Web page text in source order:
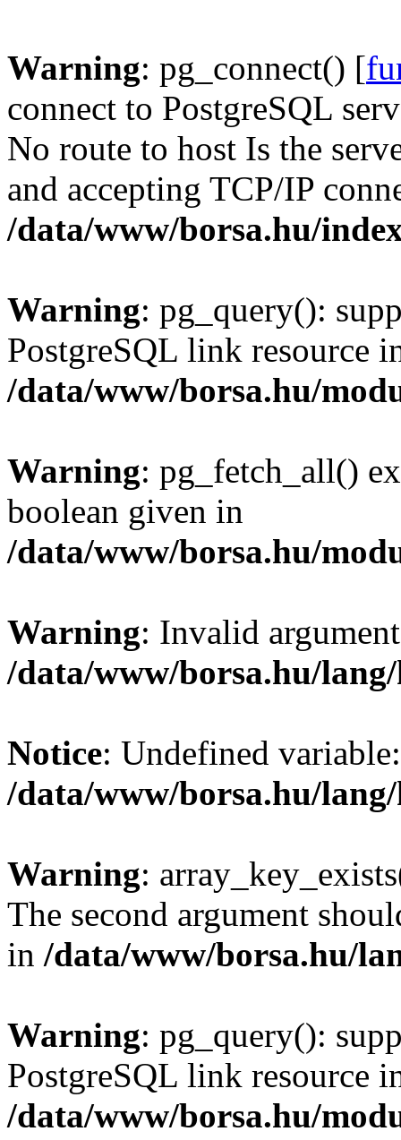
Warning: pg_connect() [
connect to PostgreSQL
No route to host Is the
and accepting TCP/IP
/data/www/borsa.hu/
Warning: pg_query():
PostgreSQL link resource
/data/www/borsa.hu/
Warning: pg_fetch_all()
boolean given in
/data/www/borsa.hu/
Warning: Invalid
/data/www/borsa.hu/
Notice: Undefined
/data/www/borsa.hu/
Warning:
The second argument
in /data/www/borsa.hu/
Warning: pg_query():
PostgreSQL link resource
/data/www/borsa.hu/